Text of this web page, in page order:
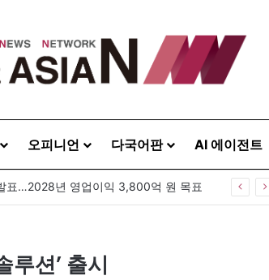
오피니언 다국어판 AI 에이전트
표…2028년 영업이익 3,800억 원 목표
루션’ 출시